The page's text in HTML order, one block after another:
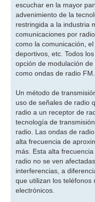
escuchar en la mayor
advenimiento de la
restringida a la industria
comunicaciones por
como la comunicación,
deportivos, etc. Todos
opción de modulación
como ondas de radio FM.
Un método de
uso de señales de radio
radio a un receptor de
tecnología de
radio. Las ondas de
alta frecuencia de
más. Esta alta
radio no se ven
interferencias, a
que utilizan los teléfonos
electrónicos.